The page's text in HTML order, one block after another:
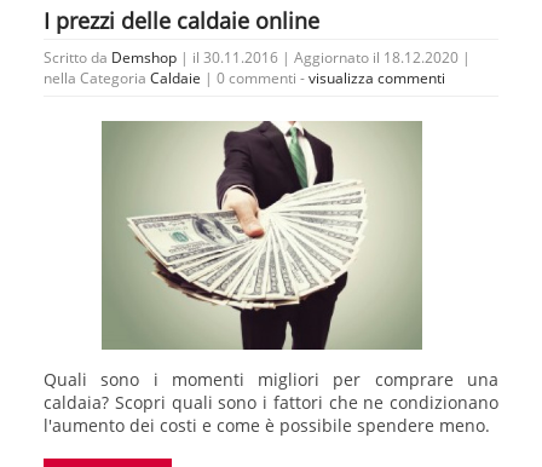
I prezzi delle caldaie online
Scritto da Demshop | il 30.11.2016 | Aggiornato il 18.12.2020 |
nella Categoria Caldaie | 0 commenti -visualizza commenti
Quali sono i momenti migliori per comprare una
caldaia? Scopri quali sono i fattori che ne condizionano
l'aumento dei costi e come è possibile spendere meno.